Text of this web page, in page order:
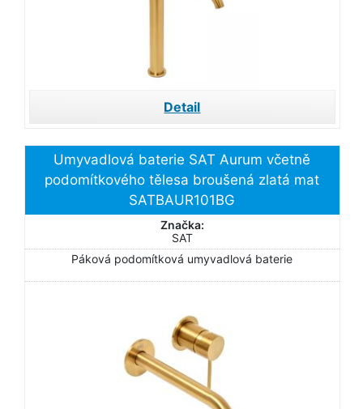
Detail
Umyvadlová baterie SAT Aurum včetně
podomítkového tělesa broušená zlatá mat
SATBAUR101BG
Značka:
SAT
Páková podomítková umyvadlová baterie